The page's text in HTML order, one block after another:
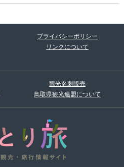
プライバシーポリシー
リンクについて
観光名刺販売
鳥取県観光連盟について